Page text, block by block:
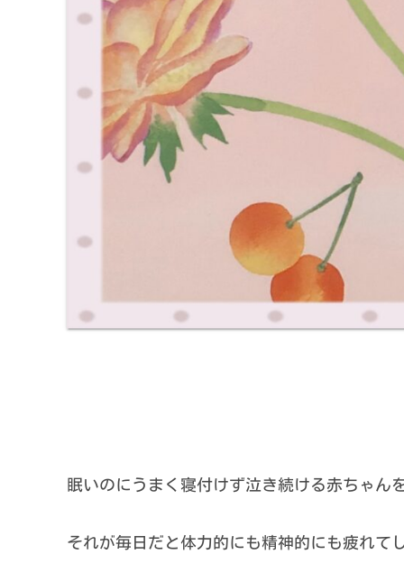
眠いのにうまく寝付けず泣き続ける赤ちゃん
それが毎日だと体力的にも精神的にも疲れて